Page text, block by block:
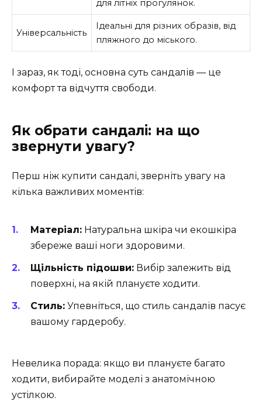
для літніх прогулянок.
Універсальність
Ідеальні для різних образів, від
пляжного до міського.
І зараз, як тоді, основна суть сандалів — це
комфорт та відчуття свободи.
Як обрати сандалі: на що
звернути увагу?
Перш ніж купити сандалі, зверніть увагу на
кілька важливих моментів:
Матеріал: Натуральна шкіра чи екошкіра
збереже ваші ноги здоровими.
Щільність підошви: Вибір залежить від
поверхні, на якій плануєте ходити.
Стиль: Упевніться, що стиль сандалів пасує
вашому гардеробу.
Невелика порада: якщо ви плануєте багато
ходити, вибирайте моделі з анатомічною
устілкою.